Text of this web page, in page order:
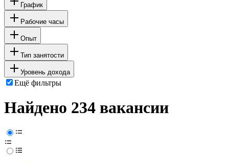
График
Рабочие часы
Опыт
Тип занятости
Уровень дохода
Ещё фильтры
Найдено 234 вакансии